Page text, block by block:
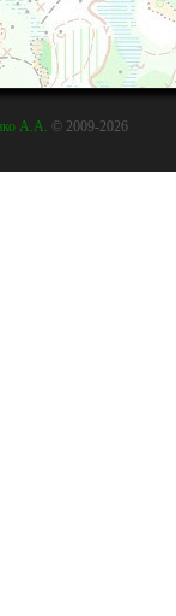
А.А. © 2009-2026